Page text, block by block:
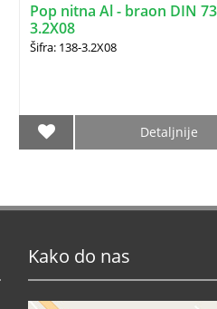
Pop nitna Al - braon DIN
3.2X08
Šifra: 138-3.2X08
Detaljnije
Kako do nas